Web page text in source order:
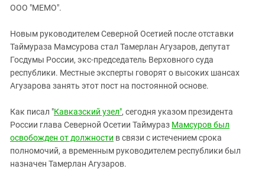
ИНАКОМЫСЛИЕ В ЧЕЧНЕ
ПРЕСЛЕДОВАНИЕ АКТИВИСТОВ
МОБИЛИЗАЦИЯ И ПРОТЕСТЫ
Дагестан
Кабардино-Балкария
Калмыкия
Карачаево-Черкесия
Нагорный Карабах
Российская Федерация
Ростовская область
ООО "МЕМО".
Новым руководителем Северной Осетией после отставки
Таймураза Мамсурова стал Тамерлан Агузаров, депутат
Госдумы России, экс-председатель Верховного суда
республики. Местные эксперты говорят о высоких шансах
Агузарова занять этот пост на постоянной основе.
Как писал "Кавказский узел", сегодня указом президента
России глава Северной Осетии Таймураз Мамсуров был
освобожден от должности в связи с истечением срока
полномочий, а временным руководителем республики был
назначен Тамерлан Агузаров.